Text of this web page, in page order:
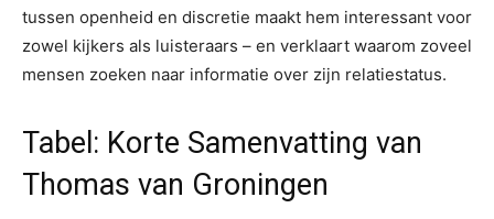
tussen openheid en discretie maakt hem interessant voor
zowel kijkers als luisteraars – en verklaart waarom zoveel
mensen zoeken naar informatie over zijn relatiestatus.
Tabel: Korte Samenvatting van
Thomas van Groningen